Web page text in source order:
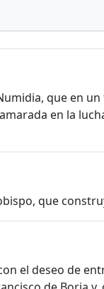
que en
en la
que
el deseo de